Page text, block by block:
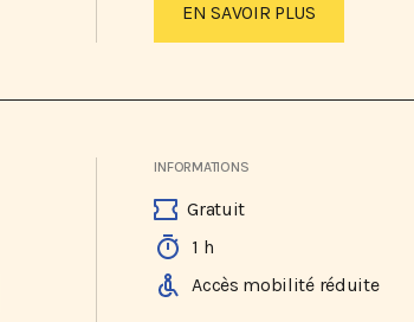
EN SAVOIR PLUS
INFORMATIONS
Gratuit
1 h
Accès mobilité réduite